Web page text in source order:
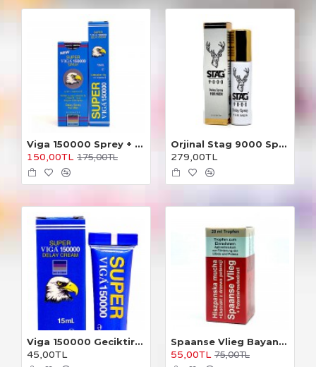
Viga 150000 Sprey + Krem 2'li
150,00TL 175,00TL
Orjinal Stag 9000 Sprey
279,00TL
Viga 150000 Geciktirici Krem
45,00TL
Spaanse Vlieg Bayan Damla
55,00TL 75,00TL